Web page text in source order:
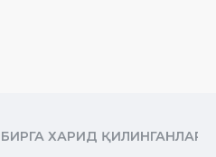
БИРГА ХАРИД ҚИЛИНГАНЛАР